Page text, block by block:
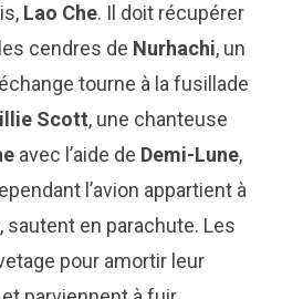
Lao Che. Il doit récupérer
cendres de Nurhachi, un
tourne à la fusillade
Scott, une chanteuse
avec l’aide de Demi-Lune,
l’avion appartient à
en parachute. Les
pour amortir leur